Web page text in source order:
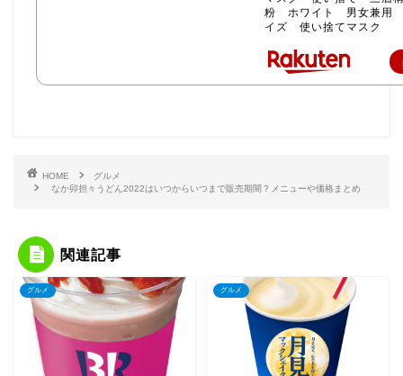
粉 ホワイト 男女兼用
イズ 使い捨てマスク
HOME
グルメ
なか卯担々うどん2022はいつからいつまで販売期間？メニューや価格まとめ
関連記事
グルメ グルメ